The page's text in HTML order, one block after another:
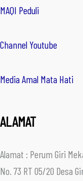
MAQI Peduli
Channel Youtube
Media Amal Mata Hati
ALAMAT
Alamat : Perum Giri
No. 73 RT 05/20 Desa